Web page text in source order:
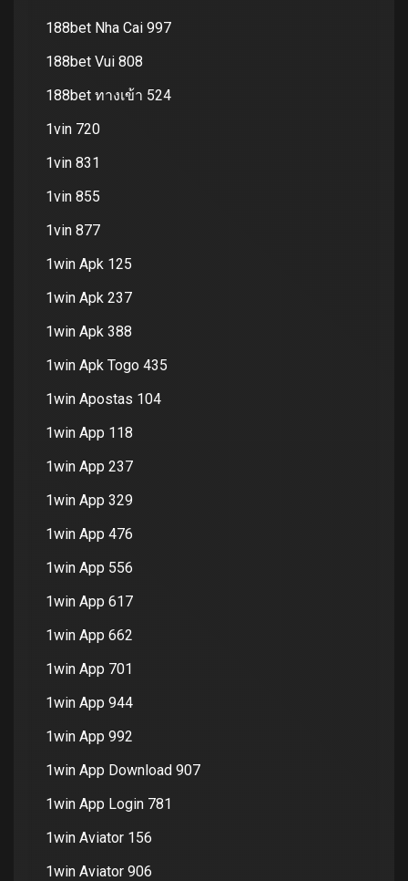
188bet Nha Cai 997
188bet Vui 808
188bet ทางเข้า 524
1vin 720
1vin 831
1vin 855
1vin 877
1win Apk 125
1win Apk 237
1win Apk 388
1win Apk Togo 435
1win Apostas 104
1win App 118
1win App 237
1win App 329
1win App 476
1win App 556
1win App 617
1win App 662
1win App 701
1win App 944
1win App 992
1win App Download 907
1win App Login 781
1win Aviator 156
1win Aviator 906